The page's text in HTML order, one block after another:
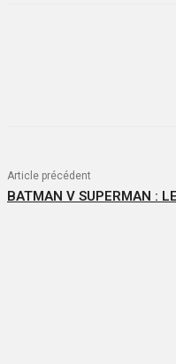
Article précédent
BATMAN V SUPERMAN :